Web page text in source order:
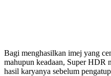
Bagi menghasilkan imej yang
mahupun keadaan, Super HDR
hasil karyanya sebelum